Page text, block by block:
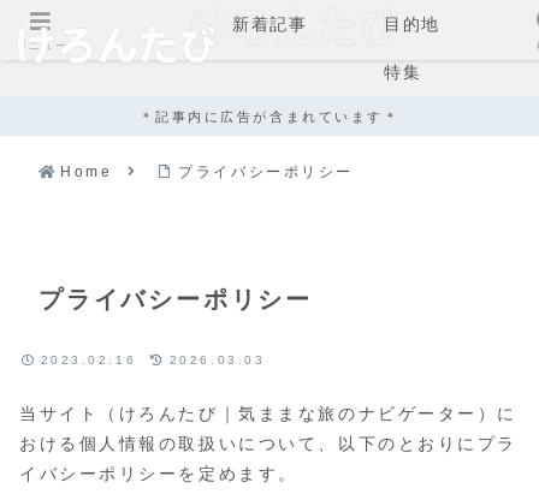
新着記事 目的地
特集
＊記事内に広告が含まれています＊
Home プライバシーポリシー
プライバシーポリシー
2023.02.16 2026.03.03
当サイト（けろんたび｜気ままな旅のナビゲーター）に
おける個人情報の取扱いについて、以下のとおりにプラ
イバシーポリシーを定めます。
メニュー